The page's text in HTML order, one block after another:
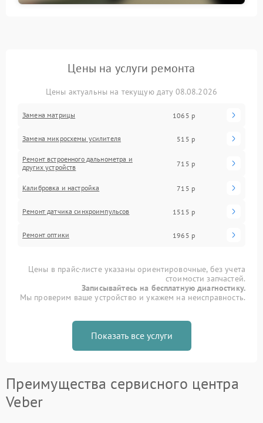
Цены на услуги ремонта
Цены актуальны на текущую дату 08.08.2026
Замена матрицы 1065 р
Замена микросхемы усилителя 515 р
Ремонт встроенного дальнометра и
других устройств
715 р
Калибровка и настройка 715 р
Ремонт датчика синхроимпульсов 1515 р
Ремонт оптики 1965 р
Цены в прайс-листе указаны ориентировочные, без учета
стоимости запчастей.
Записывайтесь на бесплатную диагностику.
Мы проверим ваше устройство и укажем на неисправность.
Показать все услуги
Преимущества сервисного центра
Veber